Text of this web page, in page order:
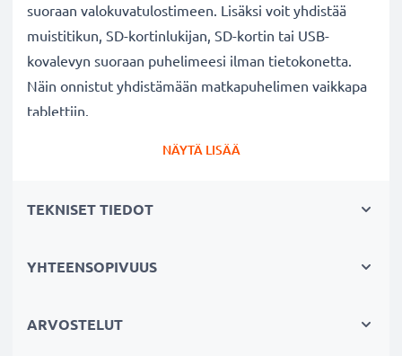
suoraan valokuvatulostimeen. Lisäksi voit yhdistää
muistitikun, SD-kortinlukijan, SD-kortin tai USB-
kovalevyn suoraan puhelimeesi ilman tietokonetta.
Näin onnistut yhdistämään matkapuhelimen vaikkapa
tablettiin.
Liitä USB-näppäimistö tai USB-hiiri puhelimeesi.
laitetta, voit silti avata näytön lukituksen ja tallentaa
NÄYTÄ LISÄÄ
TEKNISET TIEDOT
YHTEENSOPIVUUS
ARVOSTELUT